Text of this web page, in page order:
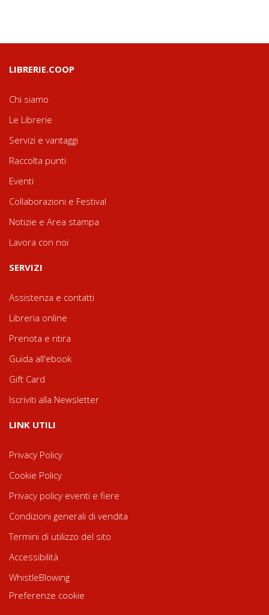
LIBRERIE.COOP
Chi siamo
Le Librerie
Servizi e vantaggi
Raccolta punti
Eventi
Collaborazioni e Festival
Notizie e Area stampa
Lavora con noi
SERVIZI
Assistenza e contatti
Libreria online
Prenota e ritira
Guida all'ebook
Gift Card
Iscriviti alla Newsletter
LINK UTILI
Privacy Policy
Cookie Policy
Privacy policy eventi e fiere
Condizioni generali di vendita
Termini di utilizzo del sito
Accessibilità
WhistleBlowing
Preferenze cookie